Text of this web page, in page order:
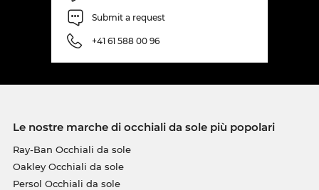
Submit a request
+41 61 588 00 96
Le nostre marche di occhiali da sole più popolari
Ray-Ban Occhiali da sole
Oakley Occhiali da sole
Persol Occhiali da sole